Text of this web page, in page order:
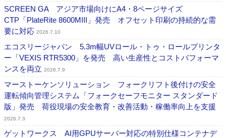
SCREEN GA アジア市場向けにA4・8ページサイズ
CTP「PlateRite 8600MIII」発売 オフセット印刷の持続的な需
要に対応 2026.7.10
エコスリージャパン 5.3m幅UVロール・トゥ・ロールプリンタ
ー「VEXIS RTR5300」を発売 高い生産性とコストパフォーマ
ンスを両立 2026.7.9
マーストーケンソリューション フォークリフト後付けの安全
運転傾向管理システム「フォークセーフモニター スタンダード
版」発売 荷役現場の安全教育・改善活動・稼働率向上を支援
2026.7.3
ゲットワークス AI用GPUサーバー対応の特別仕様コンテナデ